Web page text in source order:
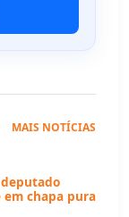
MAIS NOTÍCIAS
em chapa pura